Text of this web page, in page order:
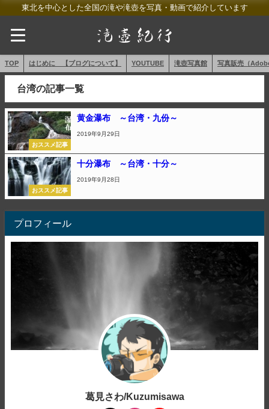
東北を中心とした全国の滝や滝壺を写真・動画で紹介しています
TOP はじめに 【ブログについて】 YOUTUBE 滝壺写真館 写真販売（
台湾の記事一覧
おススメ記事
黄金瀑布 ～台湾・九份～
2019年9月29日
おススメ記事
十分瀑布 ～台湾・十分～
2019年9月28日
プロフィール
葛見さわ/Kuzumisawa